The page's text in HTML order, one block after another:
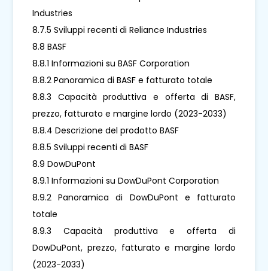
Industries
8.7.5 Sviluppi recenti di Reliance Industries
8.8 BASF
8.8.1 Informazioni su BASF Corporation
8.8.2 Panoramica di BASF e fatturato totale
8.8.3 Capacità produttiva e offerta di BASF,
prezzo, fatturato e margine lordo (2023-2033)
8.8.4 Descrizione del prodotto BASF
8.8.5 Sviluppi recenti di BASF
8.9 DowDuPont
8.9.1 Informazioni su DowDuPont Corporation
8.9.2 Panoramica di DowDuPont e fatturato
totale
8.9.3 Capacità produttiva e offerta di
DowDuPont, prezzo, fatturato e margine lordo
(2023-2033)